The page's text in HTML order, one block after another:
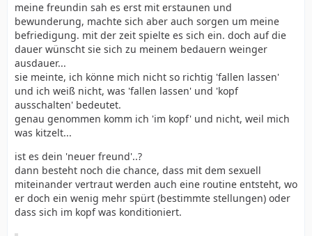
meine freundin sah es erst mit erstaunen und
bewunderung, machte sich aber auch sorgen um meine
befriedigung. mit der zeit spielte es sich ein. doch auf die
dauer wünscht sie sich zu meinem bedauern weinger
ausdauer...
sie meinte, ich könne mich nicht so richtig 'fallen lassen'
und ich weiß nicht, was 'fallen lassen' und 'kopf
ausschalten' bedeutet.
genau genommen komm ich 'im kopf' und nicht, weil mich
was kitzelt...
ist es dein 'neuer freund'..?
dann besteht noch die chance, dass mit dem sexuell
miteinander vertraut werden auch eine routine entsteht, wo
er doch ein wenig mehr spürt (bestimmte stellungen) oder
dass sich im kopf was konditioniert.